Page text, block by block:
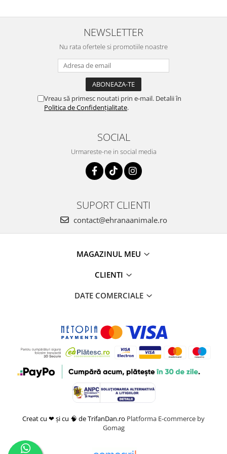
NEWSLETTER
Nu rata ofertele si promotiile noastre
Vreau să primesc noutati prin e-mail. Detalii în
Politica de Confidențialitate.
SOCIAL
Urmareste-ne in social media
SUPORT CLIENTI
contact@ehranaanimale.ro
MAGAZINUL MEU
CLIENTI
DATE COMERCIALE
Creat cu ❤ și cu 🧠 de TrifanDan.ro Platforma E-commerce by
Gomag